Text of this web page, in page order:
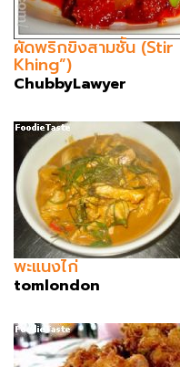
ผัดพริกขิงสามชั้น
Khing”)
ChubbyLawyer
พะแนงไก่
tomlondon